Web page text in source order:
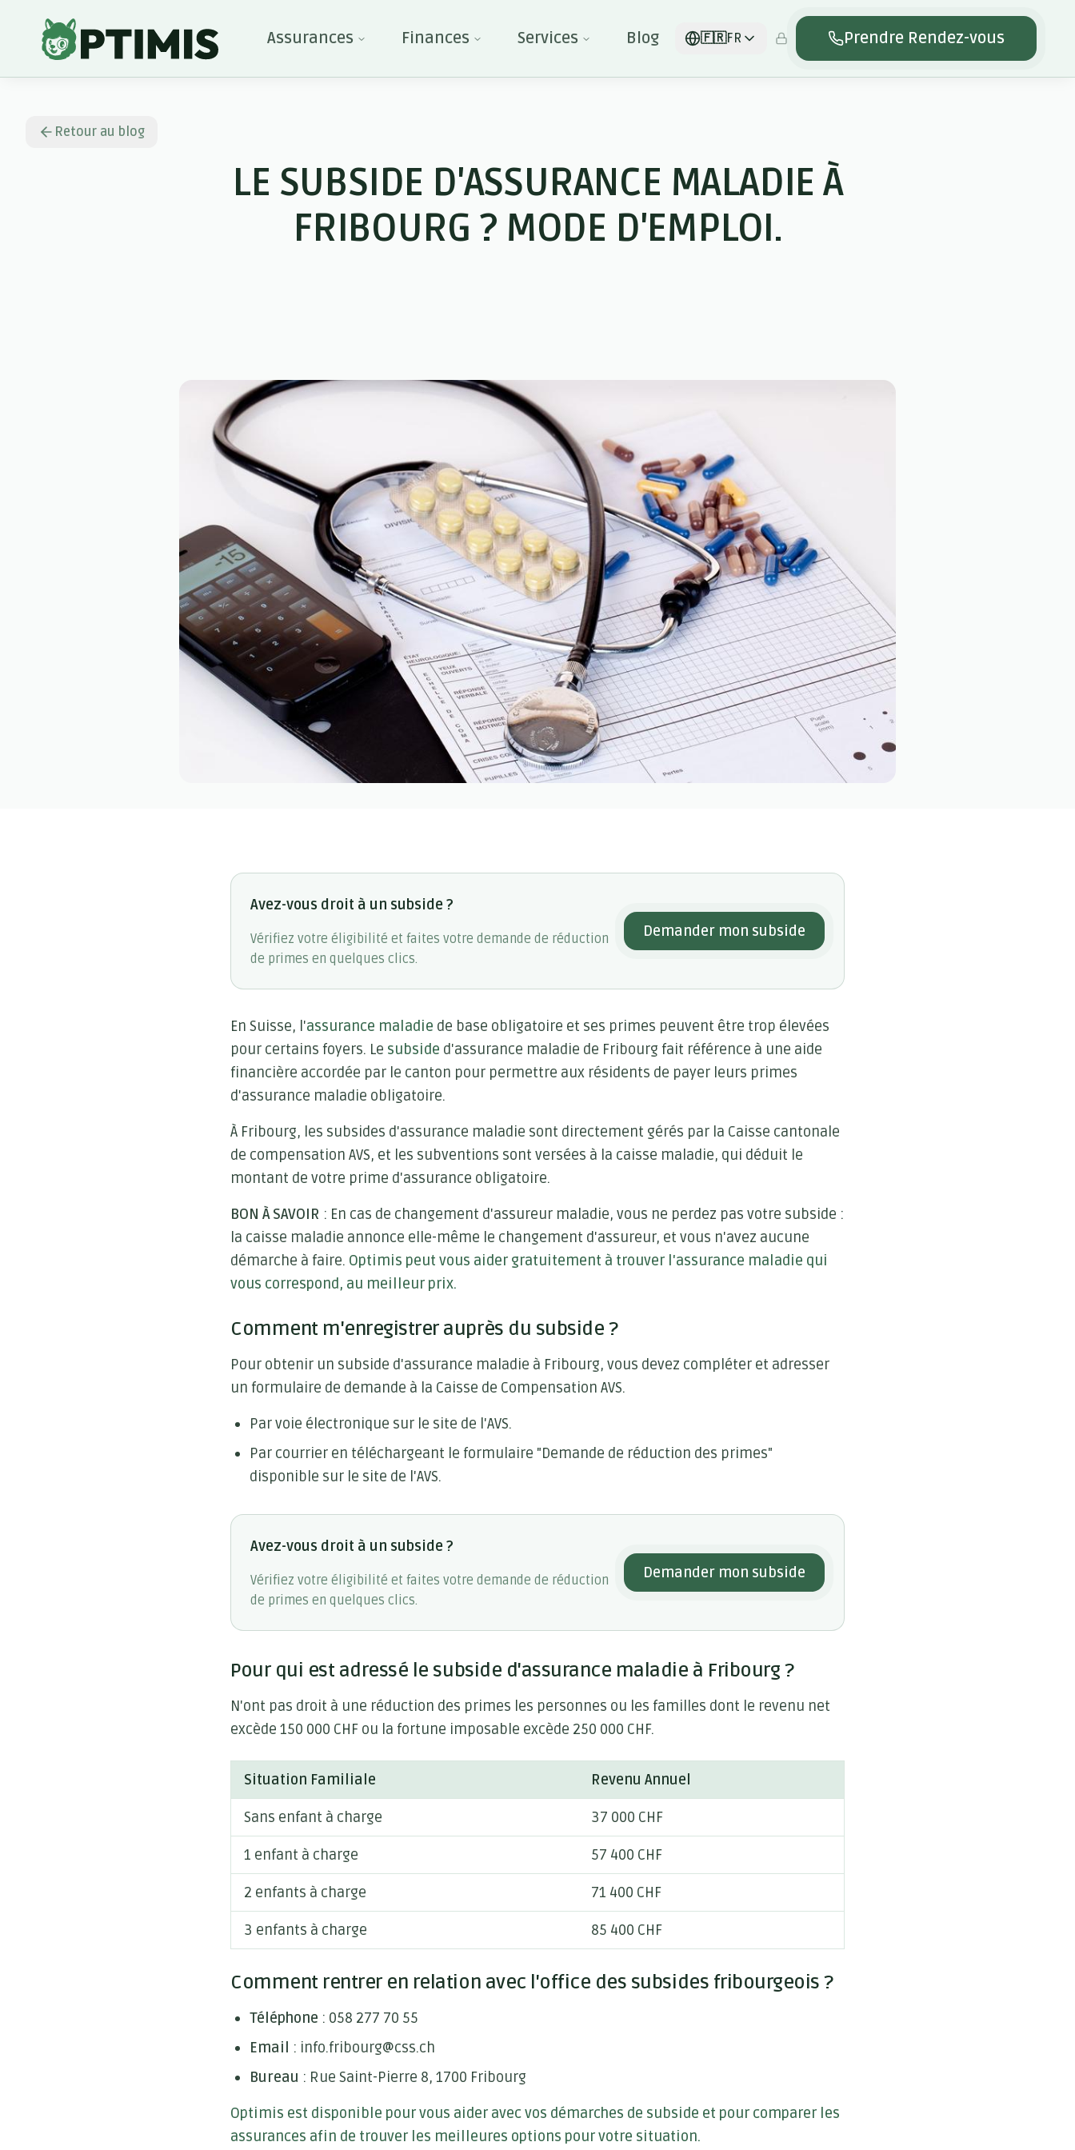
Assurances Finances Services Blog 🇫🇷FR Prendre Rendez-vous
Retour au blog
LE SUBSIDE D'ASSURANCE MALADIE À
FRIBOURG ? MODE D'EMPLOI.
Avez-vous droit à un subside ?
Vérifiez votre éligibilité et faites votre demande de réduction
de primes en quelques clics.
Demander mon subside
En Suisse, l'assurance maladie de base obligatoire et ses primes peuvent être trop élevées
pour certains foyers. Le subside d'assurance maladie de Fribourg fait référence à une aide
financière accordée par le canton pour permettre aux résidents de payer leurs primes
d'assurance maladie obligatoire.
À Fribourg, les subsides d'assurance maladie sont directement gérés par la Caisse cantonale
de compensation AVS, et les subventions sont versées à la caisse maladie, qui déduit le
montant de votre prime d'assurance obligatoire.
BON À SAVOIR : En cas de changement d'assureur maladie, vous ne perdez pas votre subside :
la caisse maladie annonce elle-même le changement d'assureur, et vous n'avez aucune
démarche à faire. Optimis peut vous aider gratuitement à trouver l'assurance maladie qui
vous correspond, au meilleur prix.
Comment m'enregistrer auprès du subside ?
Pour obtenir un subside d'assurance maladie à Fribourg, vous devez compléter et adresser
un formulaire de demande à la Caisse de Compensation AVS.
Par voie électronique sur le site de l'AVS.
Par courrier en téléchargeant le formulaire "Demande de réduction des primes"
disponible sur le site de l'AVS.
Avez-vous droit à un subside ?
Vérifiez votre éligibilité et faites votre demande de réduction
de primes en quelques clics.
Demander mon subside
Pour qui est adressé le subside d'assurance maladie à Fribourg ?
N'ont pas droit à une réduction des primes les personnes ou les familles dont le revenu net
excède 150 000 CHF ou la fortune imposable excède 250 000 CHF.
Situation Familiale Revenu Annuel
Sans enfant à charge 37 000 CHF
1 enfant à charge 57 400 CHF
2 enfants à charge 71 400 CHF
3 enfants à charge 85 400 CHF
Comment rentrer en relation avec l'office des subsides fribourgeois ?
Téléphone : 058 277 70 55
Email
: info.fribourg@css.ch
Bureau : Rue Saint-Pierre 8, 1700 Fribourg
Optimis est disponible pour vous aider avec vos démarches de subside et pour comparer les
assurances afin de trouver les meilleures options pour votre situation.